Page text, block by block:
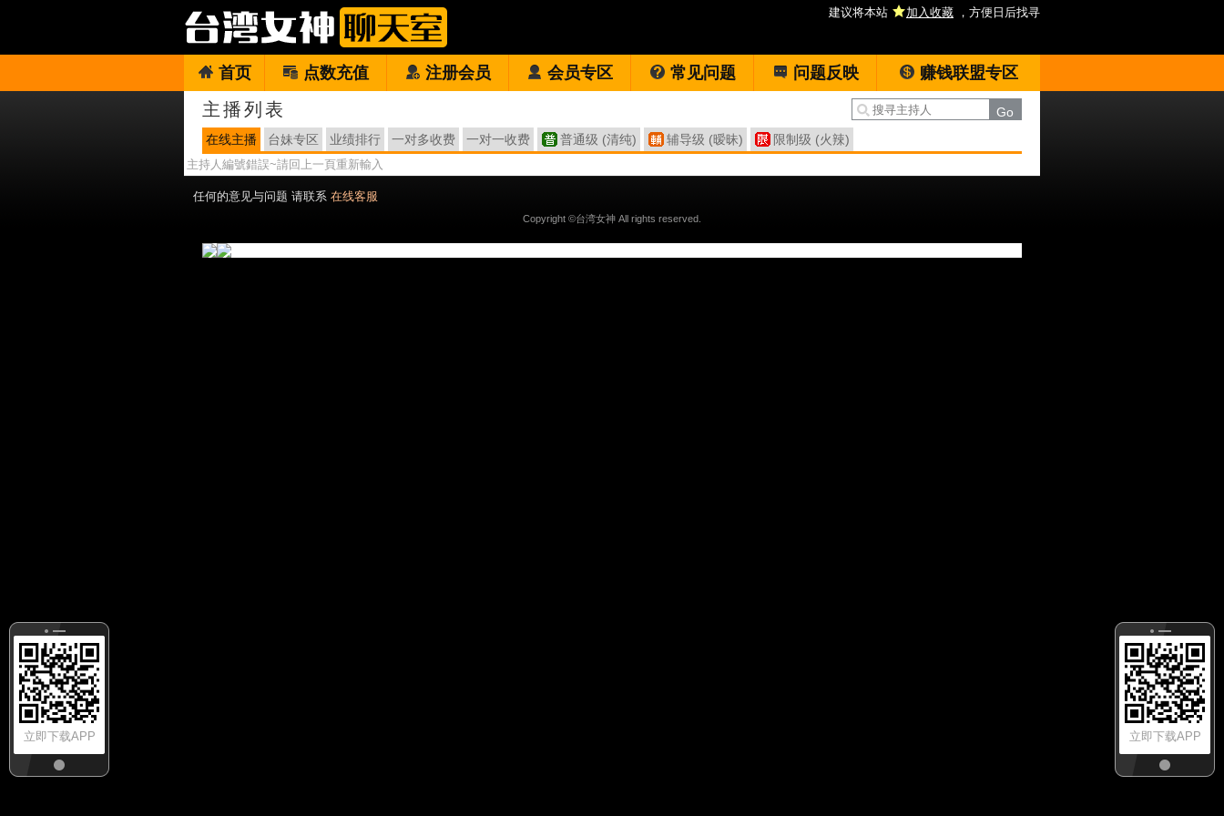
建议将本站 加入收藏 ，方便日后找寻
首页 点数充值 注册会员 会员专区 常见问题 问题反映 赚钱联盟专区
立即下载APP
立即下载APP
主播列表
在线主播 台妹专区 业绩排行 一对多收费 一对一收费 普通级 (清纯) 辅导级 (暧昧) 限制级 (火辣)
主持人編號錯誤~請回上一頁重新輸入
任何的意见与问题 请联系 在线客服
Copyright ©台湾女神 All rights reserved.